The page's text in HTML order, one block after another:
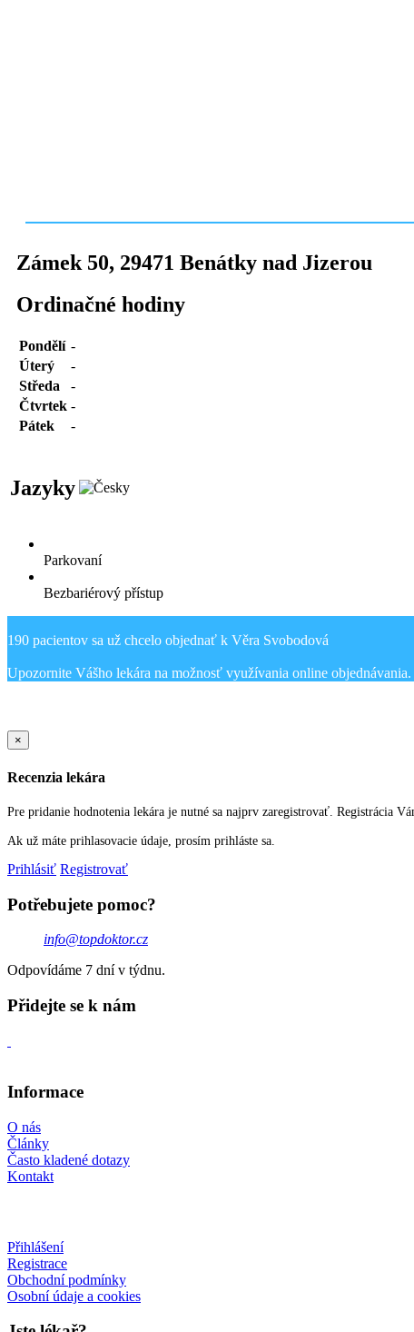
Zámek 50, 29471 Benátky nad Jizerou
Ordinačné hodiny
Pondělí -
Úterý
-
Středa
-
Čtvrtek -
Pátek
-
Jazyky
Parkovaní
Bezbariérový přístup
190 pacientov sa už chcelo objednať k Věra Svobodová
×
Recenzia lekára
Pre pridanie hodnotenia lekára je nutné sa najprv zaregistrovať. Registrácia
Ak už máte prihlasovacie údaje, prosím prihláste sa.
Prihlásiť Registrovať
Potřebujete pomoc?
info@topdoktor.cz
Odpovídáme 7 dní v týdnu.
Přidejte se k nám
Informace
O nás
Články
Často kladené dotazy
Kontakt
Přihlášení
Registrace
Obchodní podmínky
Osobní údaje a cookies